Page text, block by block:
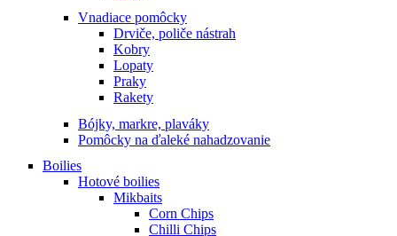
Vnadiace pomôcky
Drviče, poliče nástrah
Kobry
Lopaty
Praky
Rakety
Bójky, markre, plaváky
Pomôcky na ďaleké nahadzovanie
Boilies
Hotové boilies
Mikbaits
Corn Chips
Chilli Chips